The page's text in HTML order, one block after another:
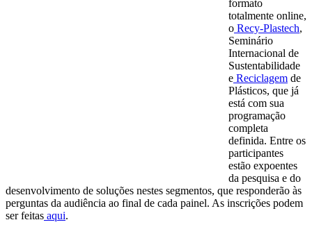
formato
totalmente online,
o Recy-Plastech,
Seminário
Internacional de
Sustentabilidade
e Reciclagem de
Plásticos, que já
está com sua
programação
completa
definida. Entre os
participantes
estão expoentes
da pesquisa e do
desenvolvimento de soluções nestes segmentos, que responderão às
perguntas da audiência ao final de cada painel. As inscrições podem
ser feitas aqui.